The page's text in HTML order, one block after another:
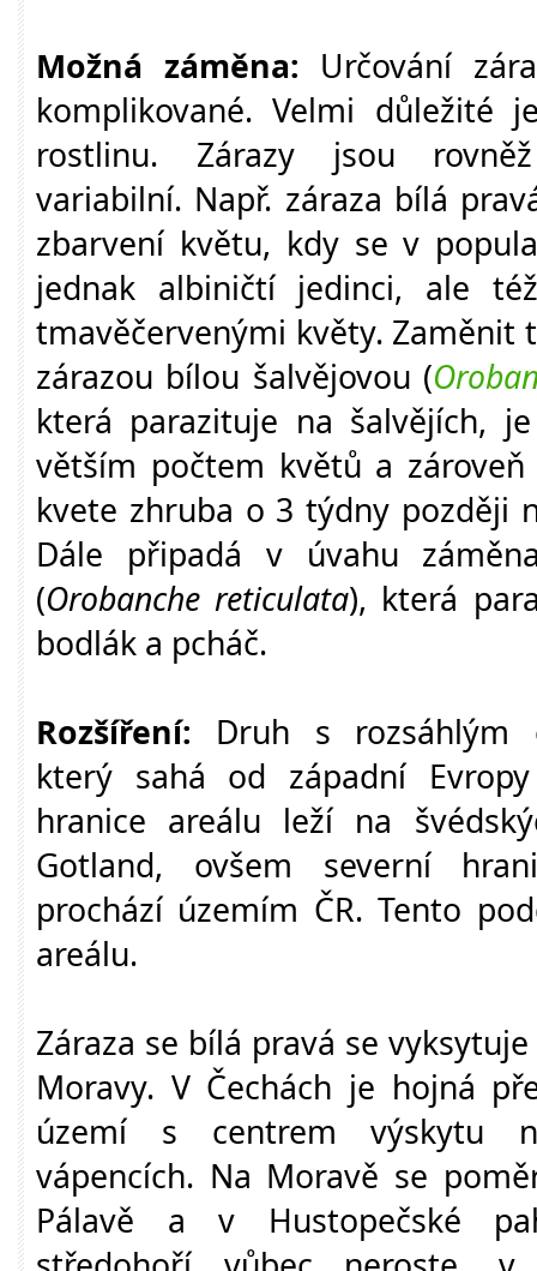
Možná záměna: Určování
komplikované. Velmi důležité
rostlinu. Zárazy jsou
variabilní. Např. záraza bílá
zbarvení květu, kdy se v
jednak albiničtí jedinci, ale
tmavěčervenými květy. Zaměnit
zárazou bílou šalvějovou (
která parazituje na šalvějích,
větším počtem květů a
kvete zhruba o 3 týdny později
Dále připadá v úvahu
(Orobanche reticulata), která
bodlák a pcháč.
Rozšíření: Druh s rozsáhlým
který sahá od západní
hranice areálu leží na
Gotland, ovšem severní
prochází územím ČR. Tento
areálu.
Záraza se bílá pravá se
Moravy. V Čechách je hojná
území s centrem výskytu
vápencích. Na Moravě se
Pálavě a v Hustopečské